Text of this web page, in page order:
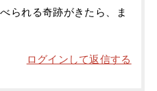
られる奇跡がきたら、ま
ログインして返信する